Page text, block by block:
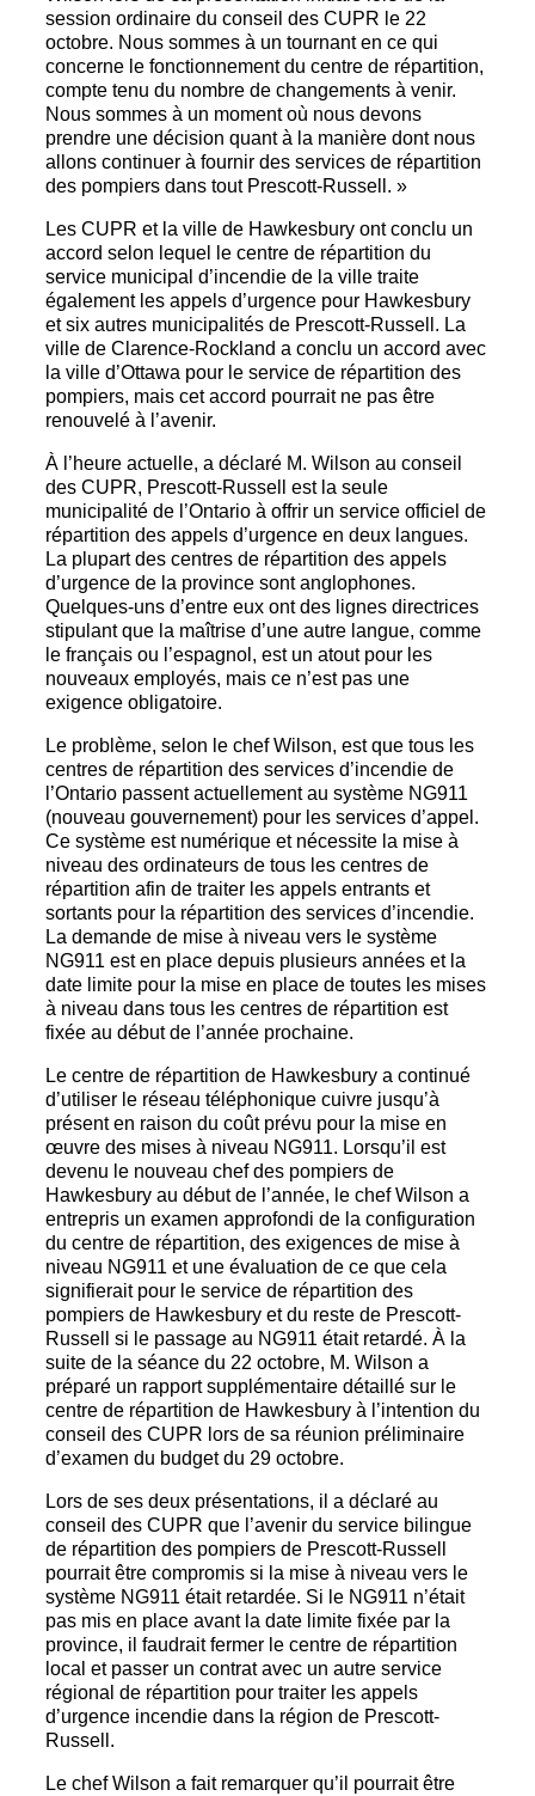
session ordinaire du conseil des CUPR le 22
octobre. Nous sommes à un tournant en ce qui
concerne le fonctionnement du centre de répartition,
compte tenu du nombre de changements à venir.
Nous sommes à un moment où nous devons
prendre une décision quant à la manière dont nous
allons continuer à fournir des services de répartition
des pompiers dans tout Prescott-Russell. »
Les CUPR et la ville de Hawkesbury ont conclu un
accord selon lequel le centre de répartition du
service municipal d’incendie de la ville traite
également les appels d’urgence pour Hawkesbury
et six autres municipalités de Prescott-Russell. La
ville de Clarence-Rockland a conclu un accord avec
la ville d’Ottawa pour le service de répartition des
pompiers, mais cet accord pourrait ne pas être
renouvelé à l’avenir.
À l’heure actuelle, a déclaré M. Wilson au conseil
des CUPR, Prescott-Russell est la seule
municipalité de l’Ontario à offrir un service officiel de
répartition des appels d’urgence en deux langues.
La plupart des centres de répartition des appels
d’urgence de la province sont anglophones.
Quelques-uns d’entre eux ont des lignes directrices
stipulant que la maîtrise d’une autre langue, comme
le français ou l’espagnol, est un atout pour les
nouveaux employés, mais ce n’est pas une
exigence obligatoire.
Le problème, selon le chef Wilson, est que tous les
centres de répartition des services d’incendie de
l’Ontario passent actuellement au système NG911
(nouveau gouvernement) pour les services d’appel.
Ce système est numérique et nécessite la mise à
niveau des ordinateurs de tous les centres de
répartition afin de traiter les appels entrants et
sortants pour la répartition des services d’incendie.
La demande de mise à niveau vers le système
NG911 est en place depuis plusieurs années et la
date limite pour la mise en place de toutes les mises
à niveau dans tous les centres de répartition est
fixée au début de l’année prochaine.
Le centre de répartition de Hawkesbury a continué
d’utiliser le réseau téléphonique cuivre jusqu’à
présent en raison du coût prévu pour la mise en
œuvre des mises à niveau NG911. Lorsqu’il est
devenu le nouveau chef des pompiers de
Hawkesbury au début de l’année, le chef Wilson a
entrepris un examen approfondi de la configuration
du centre de répartition, des exigences de mise à
niveau NG911 et une évaluation de ce que cela
signifierait pour le service de répartition des
pompiers de Hawkesbury et du reste de Prescott-
Russell si le passage au NG911 était retardé. À la
suite de la séance du 22 octobre, M. Wilson a
préparé un rapport supplémentaire détaillé sur le
centre de répartition de Hawkesbury à l’intention du
conseil des CUPR lors de sa réunion préliminaire
d’examen du budget du 29 octobre.
Lors de ses deux présentations, il a déclaré au
conseil des CUPR que l’avenir du service bilingue
de répartition des pompiers de Prescott-Russell
pourrait être compromis si la mise à niveau vers le
système NG911 était retardée. Si le NG911 n’était
pas mis en place avant la date limite fixée par la
province, il faudrait fermer le centre de répartition
local et passer un contrat avec un autre service
régional de répartition pour traiter les appels
d’urgence incendie dans la région de Prescott-
Russell.
Le chef Wilson a fait remarquer qu’il pourrait être